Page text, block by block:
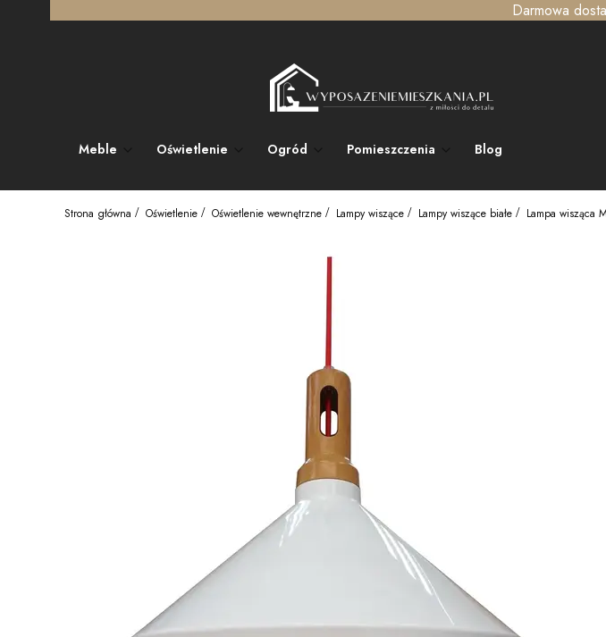
Darmowa
Meble Oświetlenie Ogród Pomieszczenia Blog
Strona główna Oświetlenie Oświetlenie wewnętrzne Lampy wiszące Lampy wiszące białe Lampa wisząca